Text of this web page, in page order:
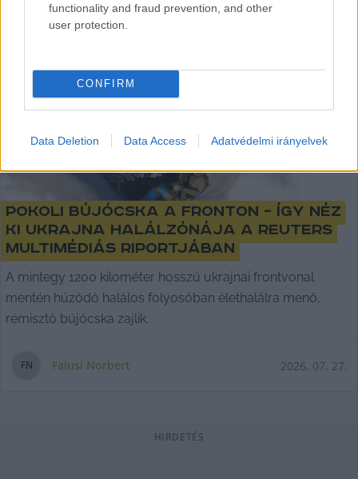
functionality and fraud prevention, and other
user protection.
CONFIRM
Data Deletion Data Access Adatvédelmi irányelvek
NAGYVILÁGBAN
Pokoli bújócska a fronton – így néz
ki Ukrajna halálzónája a Reuters
multimédiás riportjában
A mintegy 1200 kilométer hosszú ukrajnai frontvonal
mentén húzódó halálos folyosóban élethalálra menő,
rémisztő bújócska zajlik.
FN Falusi Norbert 2026. 07. 27.
HIRDETÉS